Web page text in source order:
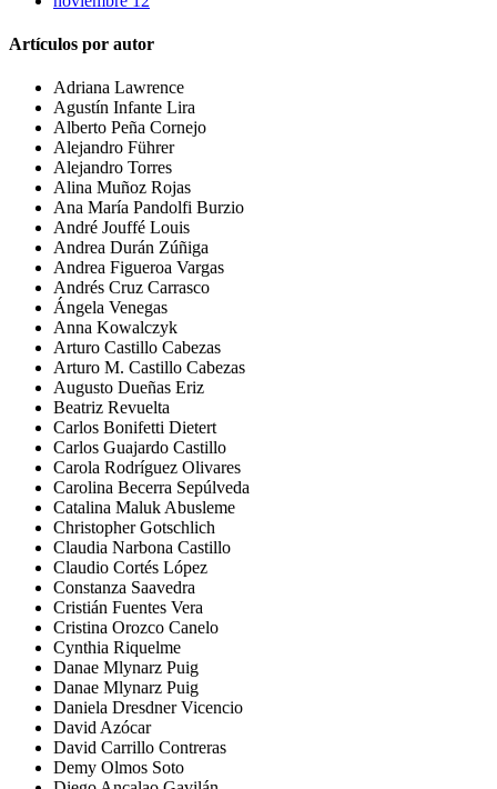
Artículos por autor
Adriana Lawrence
Agustín Infante Lira
Alberto Peña Cornejo
Alejandro Führer
Alejandro Torres
Alina Muñoz Rojas
Ana María Pandolfi Burzio
André Jouffé Louis
Andrea Durán Zúñiga
Andrea Figueroa Vargas
Andrés Cruz Carrasco
Ángela Venegas
Anna Kowalczyk
Arturo Castillo Cabezas
Arturo M. Castillo Cabezas
Augusto Dueñas Eriz
Beatriz Revuelta
Carlos Bonifetti Dietert
Carlos Guajardo Castillo
Carola Rodríguez Olivares
Carolina Becerra Sepúlveda
Catalina Maluk Abusleme
Christopher Gotschlich
Claudia Narbona Castillo
Claudio Cortés López
Constanza Saavedra
Cristián Fuentes Vera
Cristina Orozco Canelo
Cynthia Riquelme
Danae Mlynarz Puig
Danae Mlynarz Puig
Daniela Dresdner Vicencio
David Azócar
David Carrillo Contreras
Demy Olmos Soto